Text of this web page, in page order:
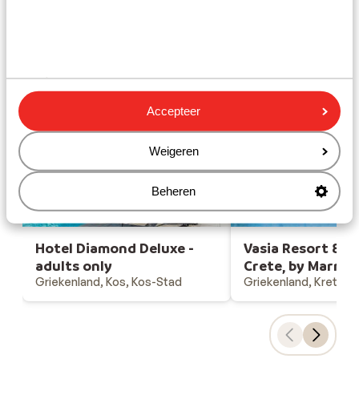
Accepteer
Weigeren
Beheren
Bekijk onze unieke toplocaties
Hotel Diamond Deluxe -
adults only
Griekenland, Kos, Kos-Stad
Vasia Resort &
Crete, by
Griekenland, Kreta,